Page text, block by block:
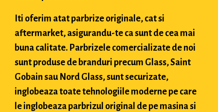
Iti oferim atat parbrize originale, cat si
aftermarket, asigurandu-te ca sunt de cea mai
buna calitate. Parbrizele comercializate de noi
sunt produse de branduri precum Glass, Saint
Gobain sau Nord Glass, sunt securizate,
inglobeaza toate tehnologiile moderne pe care
le inglobeaza parbrizul original de pe masina si